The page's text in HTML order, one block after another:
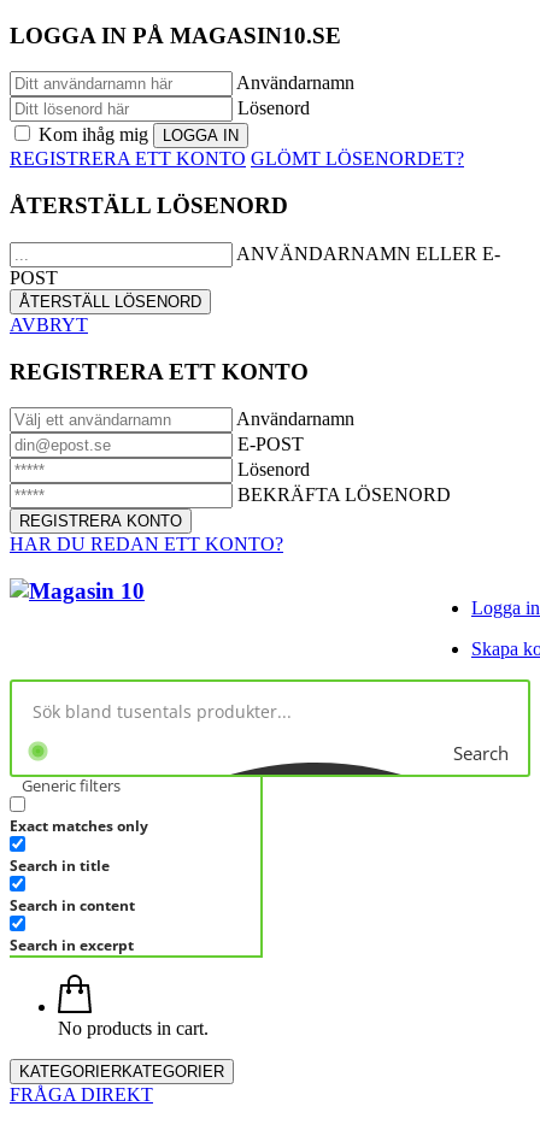
LOGGA IN PÅ MAGASIN10.SE
Användarnamn
Lösenord
Kom ihåg mig
REGISTRERA ETT KONTO GLÖMT LÖSENORDET?
ÅTERSTÄLL LÖSENORD
ANVÄNDARNAMN ELLER E-
POST
AVBRYT
REGISTRERA ETT KONTO
Användarnamn
E-POST
Lösenord
BEKRÄFTA LÖSENORD
HAR DU REDAN ETT KONTO?
Logga in
Skapa
Search
Generic filters
Exact matches only
Search in title
Search in content
Search in excerpt
No products in cart.
KATEGORIERKATEGORIER
FRÅGA DIREKT